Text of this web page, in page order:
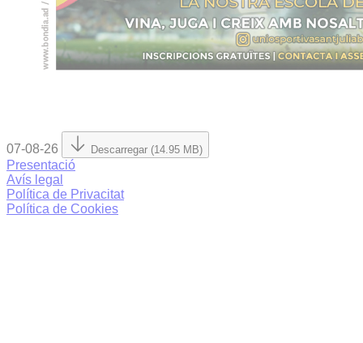
07-08-26 Descarregar (14.95 MB)
Presentació
Avís legal
Política de Privacitat
Política de Cookies